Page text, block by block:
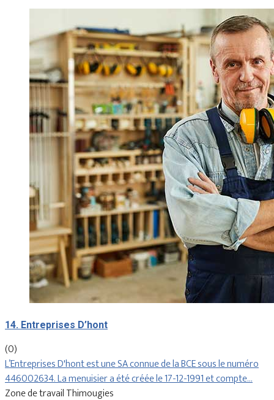
14. Entreprises D’hont
(0)
L’Entreprises D'hont est une SA connue de la BCE sous le numéro
446002634. La menuisier a été créée le 17-12-1991 et compte…
Zone de travail Thimougies